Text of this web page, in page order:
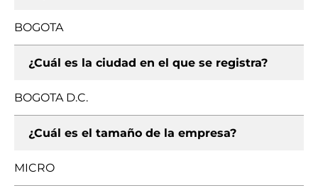
BOGOTA
¿Cuál es la ciudad en el que se registra?
BOGOTA D.C.
¿Cuál es el tamaño de la empresa?
MICRO